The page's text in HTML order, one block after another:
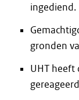
ingediend.
gronden
UHT heeft